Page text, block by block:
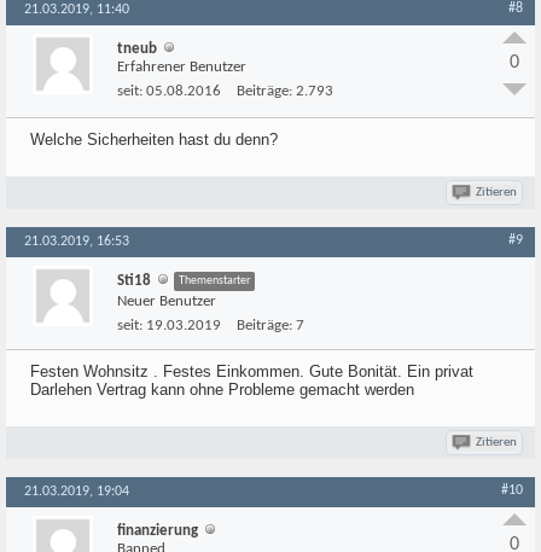
21.03.2019, 11:40 #8
tneub
Erfahrener Benutzer
seit: 05.08.2016 Beiträge: 2.793
0
Welche Sicherheiten hast du denn?
Zitieren
21.03.2019, 16:53 #9
Sti18 Themenstarter
Neuer Benutzer
seit: 19.03.2019 Beiträge: 7
Festen Wohnsitz . Festes Einkommen. Gute Bonität. Ein privat
Darlehen Vertrag kann ohne Probleme gemacht werden
Zitieren
21.03.2019, 19:04 #10
finanzierung
0